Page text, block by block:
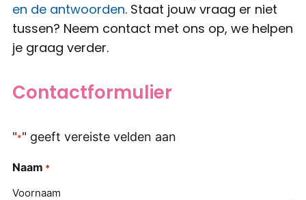
en de antwoorden. Staat jouw vraag er niet
tussen? Neem contact met ons op, we helpen
je graag verder.
Contactformulier
"*" geeft vereiste velden aan
Naam *
Voornaam